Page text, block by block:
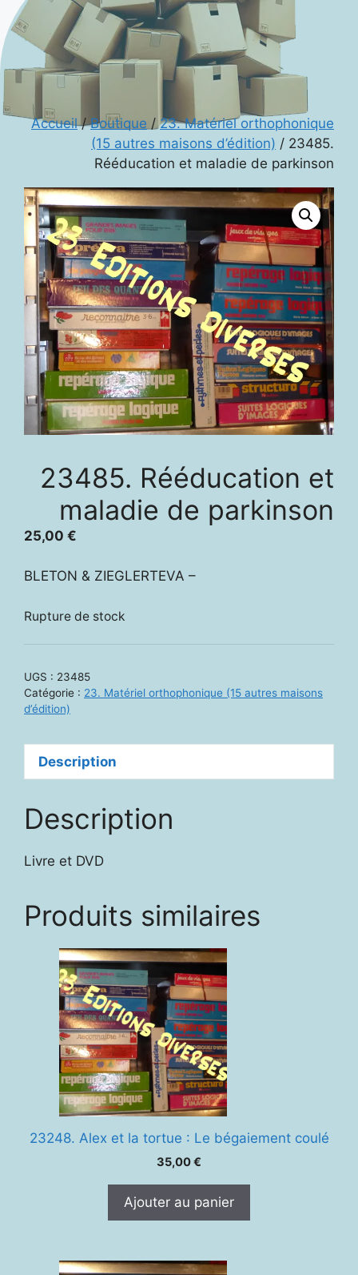
Accueil/Boutique /23. Matériel orthophonique
(15 autres maisons d’édition) / 23485.
Rééducation et maladie de parkinson
23485. Rééducation et
maladie de parkinson
25,00 €
BLETON & ZIEGLERTEVA –
Rupture de stock
UGS : 23485
Catégorie : 23. Matériel orthophonique (15 autres maisons
d’édition)
Description
Description
Livre et DVD
Produits similaires
23248. Alex et la tortue : Le bégaiement coulé
35,00€
Ajouter au panier